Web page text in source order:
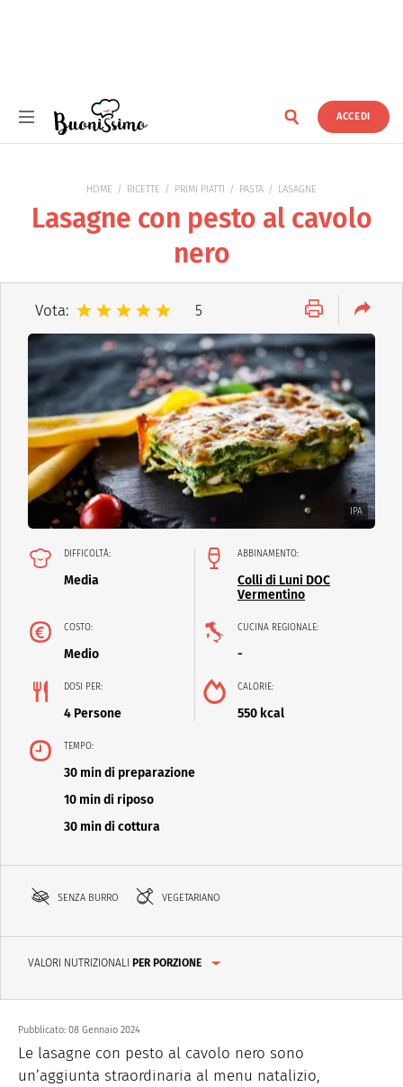
ACCEDI
HOME RICETTE PRIMI PIATTI PASTA LASAGNE
Lasagne con pesto al cavolo
nero
Vota: 5
IPA
DIFFICOLTÀ:
Media
ABBINAMENTO:
Colli di Luni DOC
Vermentino
COSTO:
Medio
CUCINA REGIONALE:
-
DOSI PER:
4 Persone
CALORIE:
550 kcal
TEMPO:
30 min di preparazione
10 min di riposo
30 min di cottura
SENZA BURRO VEGETARIANO
VALORI NUTRIZIONALI PER PORZIONE
Pubblicato: 08 Gennaio 2024
Le lasagne con pesto al cavolo nero sono
un’aggiunta straordinaria al menu natalizio,